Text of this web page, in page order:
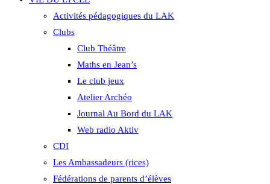
Activités pédagogiques du LAK
Clubs
Club Théâtre
Maths en Jean’s
Le club jeux
Atelier Archéo
Journal Au Bord du LAK
Web radio Aktiv
CDI
Les Ambassadeurs (rices)
Fédérations de parents d’élèves